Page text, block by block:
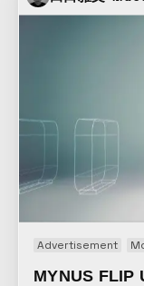
Advertisement
MYNUS FLIP